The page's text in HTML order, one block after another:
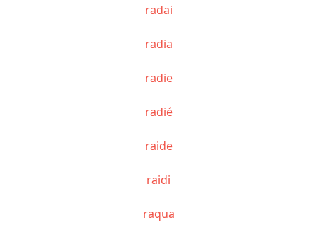
radai
radia
radie
radié
raide
raidi
raqua